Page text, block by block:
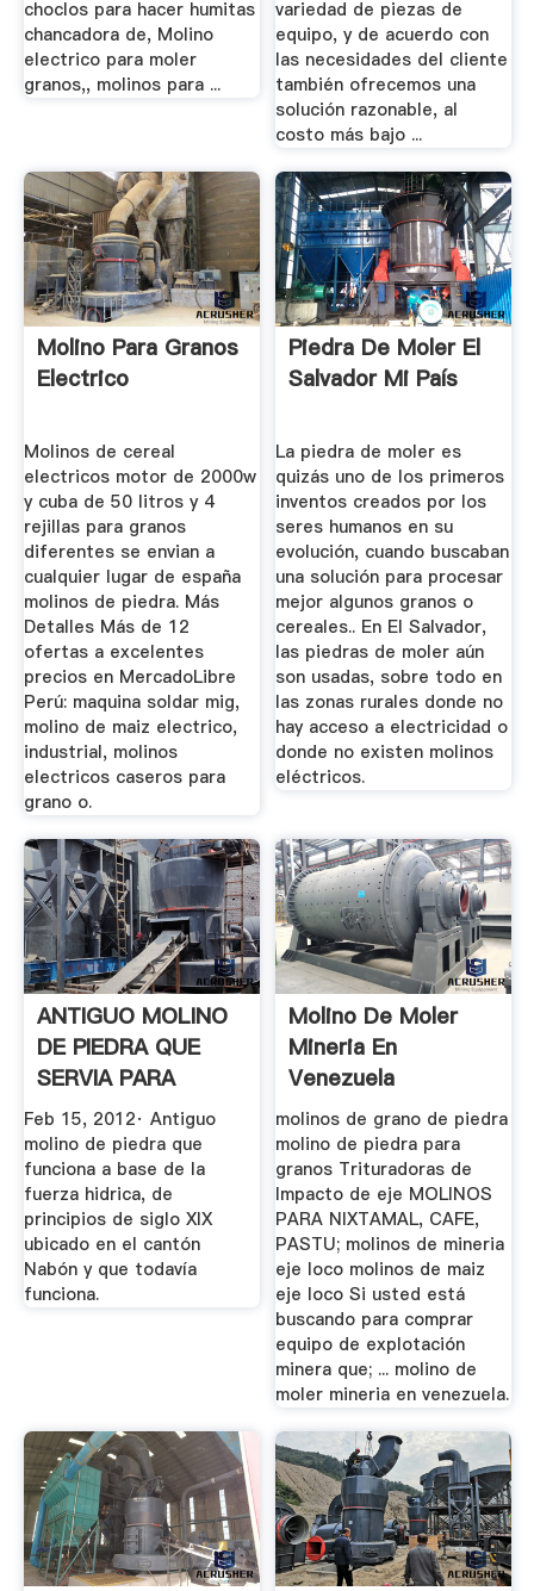
choclos para hacer humitas
chancadora de, Molino
electrico para moler
granos,, molinos para ...
variedad de piezas de
equipo, y de acuerdo con
las necesidades del cliente
también ofrecemos una
solución razonable, al
costo más bajo ...
Molino Para Granos
Electrico
Molinos de cereal
electricos motor de 2000w
y cuba de 50 litros y 4
rejillas para granos
diferentes se envian a
cualquier lugar de españa
molinos de piedra. Más
Detalles Más de 12
ofertas a excelentes
precios en MercadoLibre
Perú: maquina soldar mig,
molino de maiz electrico,
industrial, molinos
electricos caseros para
grano o.
Piedra De Moler El
Salvador Mi País
La piedra de moler es
quizás uno de los primeros
inventos creados por los
seres humanos en su
evolución, cuando buscaban
una solución para procesar
mejor algunos granos o
cereales.. En El Salvador,
las piedras de moler aún
son usadas, sobre todo en
las zonas rurales donde no
hay acceso a electricidad o
donde no existen molinos
eléctricos.
ANTIGUO MOLINO
DE PIEDRA QUE
SERVIA PARA
MOLER .
Feb 15, 2012· Antiguo
molino de piedra que
funciona a base de la
fuerza hidrica, de
principios de siglo XIX
ubicado en el cantón
Nabón y que todavía
funciona.
Molino De Moler
Mineria En
Venezuela
molinos de grano de piedra
molino de piedra para
granos Trituradoras de
Impacto de eje MOLINOS
PARA NIXTAMAL, CAFE,
PASTU; molinos de mineria
eje loco molinos de maiz
eje loco Si usted está
buscando para comprar
equipo de explotación
minera que; ... molino de
moler mineria en venezuela.